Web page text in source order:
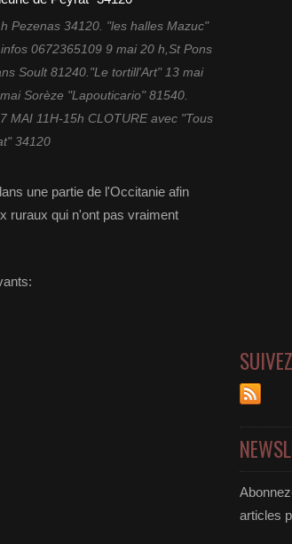
Pezenas 34120. "les halles Mazuc"
0672365109 9 mai 20 h,St Pons
Soult 81240."Le tortill'Art" 13 mai
Sorèze "Lapouticario" 81540.
MAI 11H-15h CLOTURE avec "Tous
34120
une partie de l'Occitanie afin
ruraux qui n'ont pas vraiment
articles